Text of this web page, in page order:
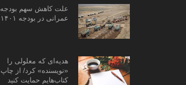
علت کاهش سهم بودجه
عمرانی در بودجه ۱۴۰۱
هدیه‌ای که معلولی را
«نویسنده» کرد/ از چاپ
کتاب‌هایم حمایت کنید